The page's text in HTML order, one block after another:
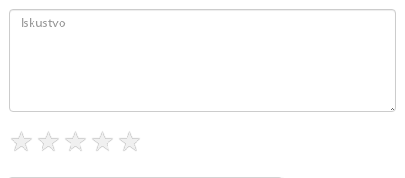
★ ★ ★ ★ ★